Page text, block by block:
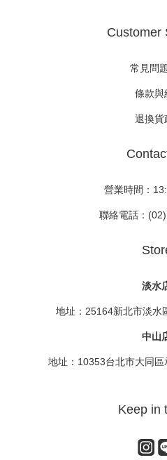
Customer
常見問
條款與
退換貨
營業時間：
聯絡電話：
淡水
地址：25164新北市淡水
中山
地址：10353台北市大同
Keep in